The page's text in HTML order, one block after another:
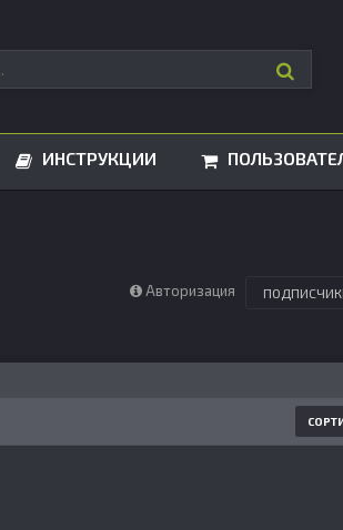
ИНСТРУКЦИИ
Авторизация